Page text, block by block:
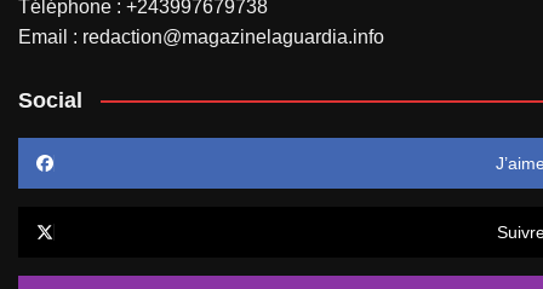
Téléphone : +243997679738
Email : redaction@magazinelaguardia.info
Social